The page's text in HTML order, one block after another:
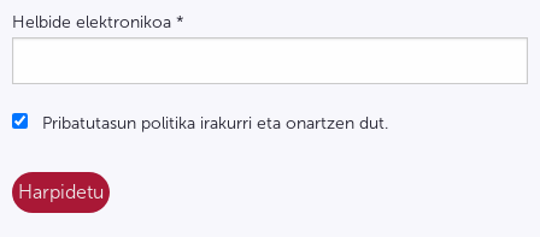
Helbide elektronikoa *
Pribatutasun politika irakurri eta onartzen dut.